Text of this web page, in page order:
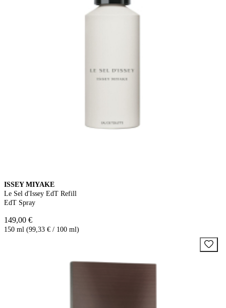
ISSEY MIYAKE
Le Sel d'Issey EdT Refill
EdT Spray
149,00 €
150 ml (99,33 € / 100 ml)